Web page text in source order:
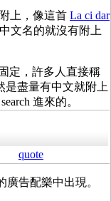
上，像這首 La ci dar
文名的就沒有附上
定，許多人直接稱
是盡量有中文就附上
進來的。
quote
廣告配樂中出現。